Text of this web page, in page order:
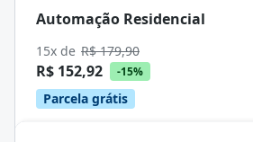
Automação Residencial
15x de R$ 179,90
R$ 152,92 -15%
Parcela grátis